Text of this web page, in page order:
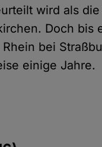
wird als
Doch
bei
einige Jahre.